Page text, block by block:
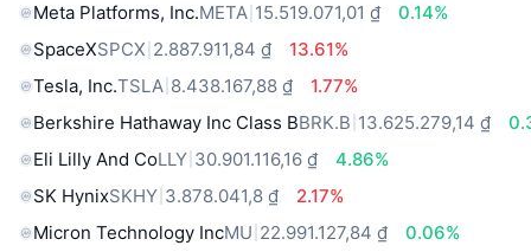
Meta Platforms, Inc.META 15.519.071,01 ₫
0.14%
SpaceXSPCX 2.887.911,84 ₫
13.61%
Tesla, Inc.TSLA 8.438.167,88 ₫
1.77%
Berkshire Hathaway Inc Class BBRK.B 13.625.279,14 ₫
Eli Lilly And CoLLY 30.901.116,16 ₫
4.86%
SK HynixSKHY 3.878.041,8 ₫
2.17%
Micron Technology IncMU 22.991.127,84 ₫
0.06%